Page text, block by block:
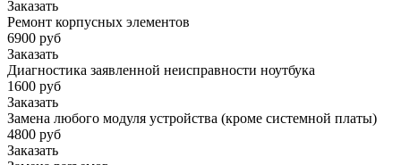
Заказать
Ремонт корпусных элементов
6900 руб
Заказать
Диагностика заявленной неисправности ноутбука
1600 руб
Заказать
Замена любого модуля устройства (кроме системной платы)
4800 руб
Заказать